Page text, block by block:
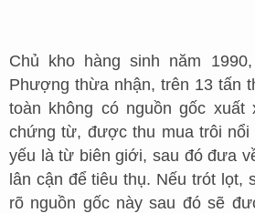
Chủ kho hàng sinh năm
Phượng thừa nhận, trên 13 tấn
toàn không có nguồn gốc xuất
chứng từ, được thu mua trôi
yếu là từ biên giới, sau đó đưa
lân cận để tiêu thụ. Nếu trót lọt,
rõ nguồn gốc này sau đó sẽ